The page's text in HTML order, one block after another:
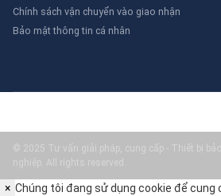
Chính sách vận chuyển vào giao nhận
Bảo mật thông tin cá nhân
© 2025 Tư vấn giải pháp, cung cấp - Thiết bị
nghiệp. All rights reserved.
× Chúng tôi đang sử dụng cookie để cung